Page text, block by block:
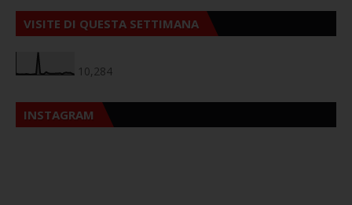
VISITE DI QUESTA SETTIMANA
10,284
INSTAGRAM